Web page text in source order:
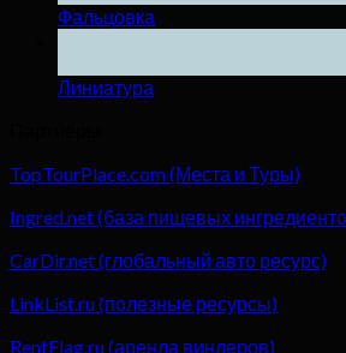
Фальцовка
Линиатура
TopTourPlace.com (Места и Туры)
Ingred.net (база пищевых
CarDir.net (глобальный авто ресурс)
LinkList.ru (полезные ресурсы)
RentFlag.ru (аренда виндеров)